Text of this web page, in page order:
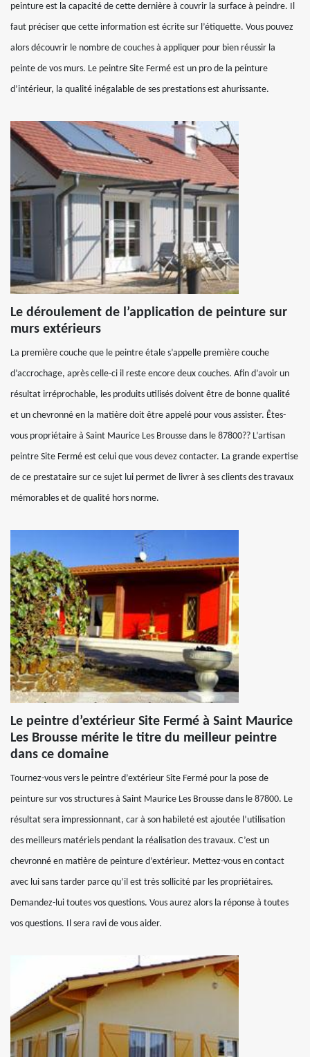
peinture est la capacité de cette dernière à couvrir la surface à peindre. Il
faut préciser que cette information est écrite sur l’étiquette. Vous pouvez
alors découvrir le nombre de couches à appliquer pour bien réussir la
peinte de vos murs. Le peintre Site Fermé est un pro de la peinture
d’intérieur, la qualité inégalable de ses prestations est ahurissante.
Le déroulement de l’application de peinture sur
murs extérieurs
La première couche que le peintre étale s’appelle première couche
d’accrochage, après celle-ci il reste encore deux couches. Afin d’avoir un
résultat irréprochable, les produits utilisés doivent être de bonne qualité
et un chevronné en la matière doit être appelé pour vous assister. Êtes-
vous propriétaire à Saint Maurice Les Brousse dans le 87800?? L’artisan
peintre Site Fermé est celui que vous devez contacter. La grande expertise
de ce prestataire sur ce sujet lui permet de livrer à ses clients des travaux
mémorables et de qualité hors norme.
Le peintre d’extérieur Site Fermé à Saint Maurice
Les Brousse mérite le titre du meilleur peintre
dans ce domaine
Tournez-vous vers le peintre d’extérieur Site Fermé pour la pose de
peinture sur vos structures à Saint Maurice Les Brousse dans le 87800. Le
résultat sera impressionnant, car à son habileté est ajoutée l’utilisation
des meilleurs matériels pendant la réalisation des travaux. C’est un
chevronné en matière de peinture d’extérieur. Mettez-vous en contact
avec lui sans tarder parce qu’il est très sollicité par les propriétaires.
Demandez-lui toutes vos questions. Vous aurez alors la réponse à toutes
vos questions. Il sera ravi de vous aider.